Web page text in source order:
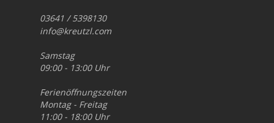
03641 / 5398130
info@kreutzl.com
Samstag
09:00 - 13:00 Uhr
Ferienöffnungszeiten
Montag - Freitag
11:00 - 18:00 Uhr